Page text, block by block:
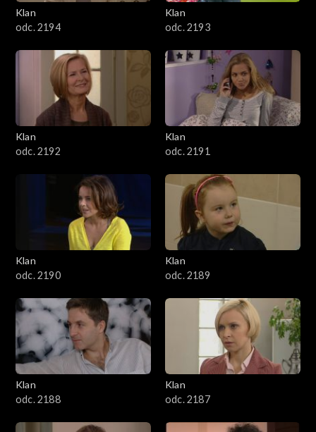
3201–3300
3101–3200
3001–3100
2901–3000
2801–2900
2701–2800
2501–2600
2401–2500
2301–2400
2201–2300
Klan
odc. 2194
Klan
odc. 2193
Klan
odc. 2192
Klan
odc. 2191
Klan
odc. 2190
Klan
odc. 2189
Klan
odc. 2188
Klan
odc. 2187